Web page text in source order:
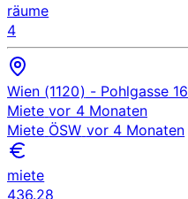
räume
4
Wien (1120) - Pohlgasse 16
Miete vor 4 Monaten
Miete ÖSW vor 4 Monaten
miete
436.28